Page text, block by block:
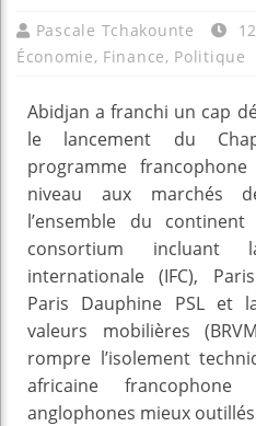
Pascale Tchakounte
Économie, Finance, Politique
Abidjan a franchi un cap
le lancement du
programme
niveau aux marchés
l’ensemble du
consortium incluant
internationale (IFC),
Paris Dauphine PSL et
valeurs mobilières
rompre l’isolement
africaine
anglophones mieux